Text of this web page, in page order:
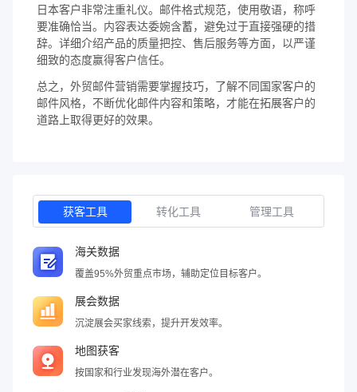
日本客户非常注重礼仪。邮件格式规范，使用敬语，称呼
要准确恰当。内容表达委婉含蓄，避免过于直接强硬的措
辞。详细介绍产品的质量把控、售后服务等方面，以严谨
细致的态度赢得客户信任。
总之，外贸邮件营销需要掌握技巧，了解不同国家客户的
邮件风格，不断优化邮件内容和策略，才能在拓展客户的
道路上取得更好的效果。
获客工具 转化工具 管理工具
海关数据
覆盖95%外贸重点市场，辅助定位目标客户。
展会数据
沉淀展会买家线索，提升开发效率。
地图获客
按国家和行业发现海外潜在客户。